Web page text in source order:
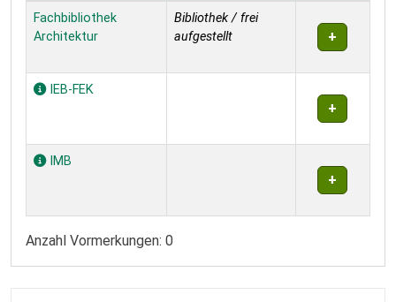
Exemplare
Fachbibliothek
Architektur
Bibliothek / frei
aufgestellt
IEB-FEK
IMB
Anzahl Vormerkungen: 0